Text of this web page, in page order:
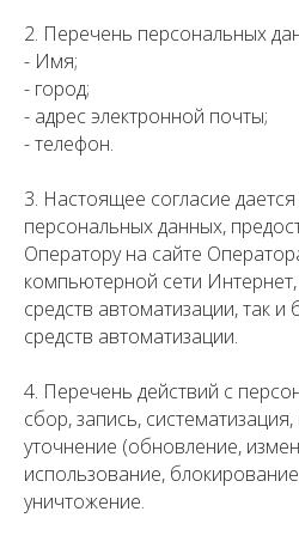
2. Перечень персональных
- Имя;
- город;
- адрес электронной почты;
- телефон.
3. Настоящее согласие
персональных данных,
Оператору на сайте
компьютерной сети
средств автоматизации, так и
средств автоматизации.
4. Перечень действий с
сбор, запись,
уточнение (обновление,
использование,
уничтожение.